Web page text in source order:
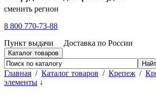
сменить регион
8 800 770-73-88
Пункт выдачи
Доставка по России
Каталог товаров
Главная / Каталог товаров / Крепеж /
элементы ↓